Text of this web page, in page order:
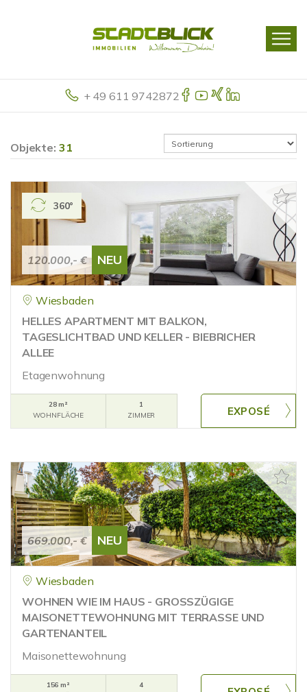
+ 49 611 9742872
Objekte: 31
120.000,- € NEU
360°
Wiesbaden
HELLES APARTMENT MIT BALKON,
TAGESLICHTBAD UND KELLER - BIEBRICHER
ALLEE
Etagenwohnung
28 m²
WOHNFLÄCHE
1
ZIMMER
669.000,- € NEU
Wiesbaden
WOHNEN WIE IM HAUS - GROSSZÜGIGE
MAISONETTEWOHNUNG MIT TERRASSE UND
GARTENANTEIL
Maisonettewohnung
156 m²
4